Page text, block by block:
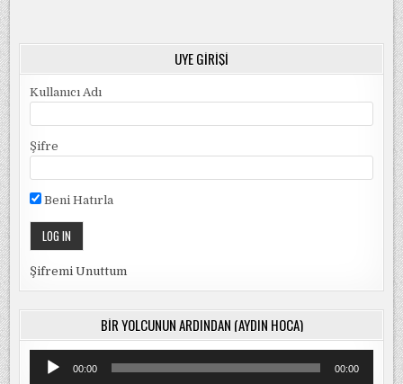
ÜYE GIRIŞI
Kullanıcı Adı
Şifre
Beni Hatırla
Şifremi Unuttum
BIR YOLCUNUN ARDINDAN (AYDIN HOCA)
Ses
oynatıcı00:00 00:00